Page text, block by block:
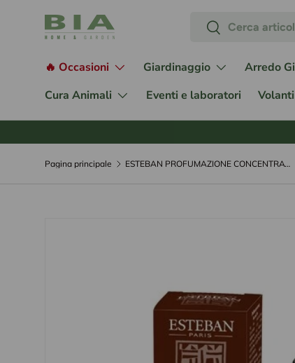
Passa ai contenuti Cerca
Cerca
🔥 Occasioni Giardinaggio Arredo
Cura Animali
Eventi e laboratori
Pagina principale ESTEBAN PROFUMAZIONE CONCENTRATA TEAK E TONKA